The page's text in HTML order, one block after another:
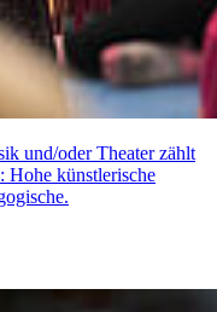
und/oder Theater zählt
Hohe künstlerische